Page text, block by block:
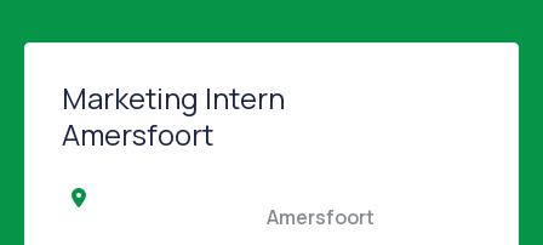
Marketing Intern
Amersfoort